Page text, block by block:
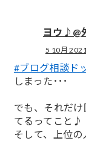
ヨウ♪@
5 10月
#ブログ相談ド
しまった･･･
でも、それだ
てるってこと♪
そして、上位の